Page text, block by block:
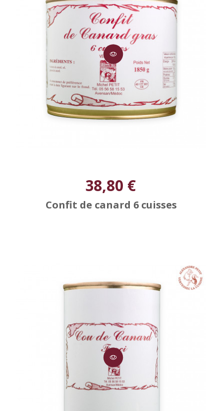
38,80 €
Confit de canard 6 cuisses